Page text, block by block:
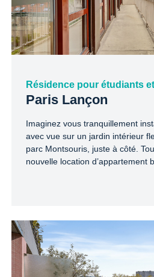
Résidence pour étudiants
Paris Lançon
Imaginez vous tranquillement
avec vue sur un jardin intérieur
parc Montsouris, juste à côté.
nouvelle location d’appartement
de Paris 13, un quartier familial,